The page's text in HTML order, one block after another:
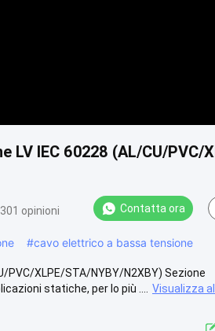
IEC 60228 (AL/CU/PVC/
opinioni Contatta ora
#cavo elettrico a bassa tensione
PVC/XLPE/STA/NYBY/N2XBY) Sezione
statiche, per lo più ....
Visualizza